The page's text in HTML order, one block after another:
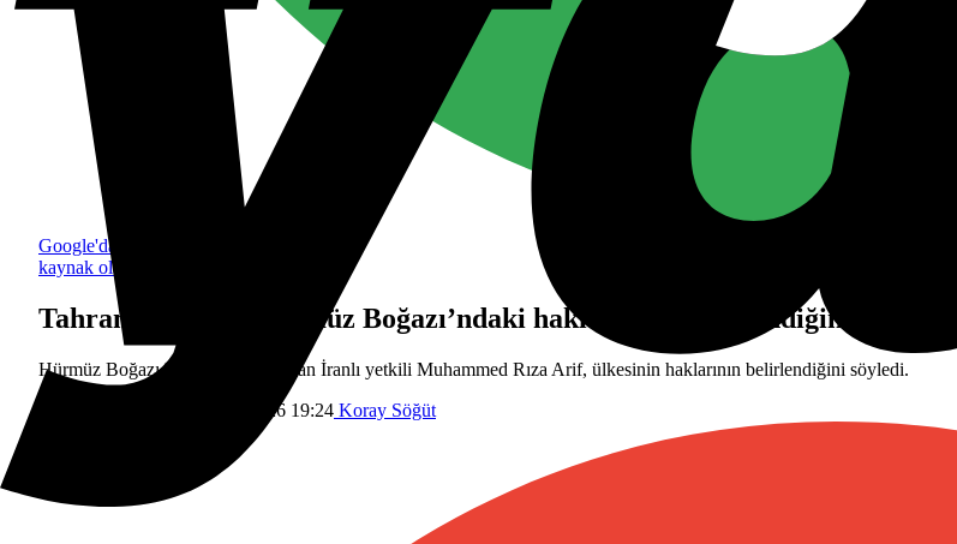
Google'da tercih edilen
kaynak olarak ekle
Tahran yönetimi Hürmüz Boğazı’ndaki haklarının “belirlendiğini” açıkladı
Hürmüz Boğazı konusunda konuşan İranlı yetkili Muhammed Rıza Arif, ülkesinin haklarının belirlendiğini söyledi.
13 Mayıs 2026 19:24 Koray Söğüt